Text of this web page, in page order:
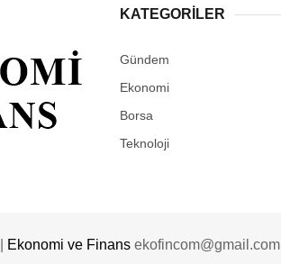
KATEGORİLER
Gündem
Ekonomi
Borsa
Teknoloji
Ekonomi ve Finans ekofincom@gmail.com